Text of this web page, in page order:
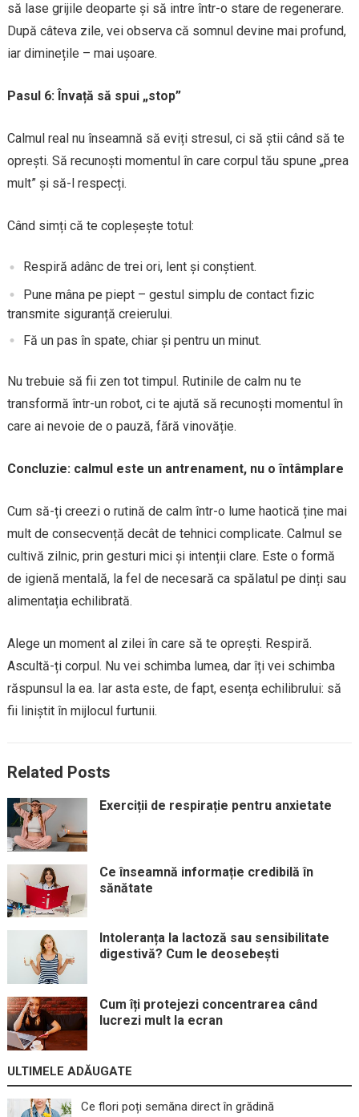
să lase grijile deoparte și să intre într-o stare de regenerare.
După câteva zile, vei observa că somnul devine mai profund,
iar diminețile – mai ușoare.
Pasul 6: Învață să spui „stop”
Calmul real nu înseamnă să eviți stresul, ci să știi când să te
oprești. Să recunoști momentul în care corpul tău spune „prea
mult” și să-l respecți.
Când simți că te copleșește totul:
Respiră adânc de trei ori, lent și conștient.
Pune mâna pe piept – gestul simplu de contact fizic
transmite siguranță creierului.
Fă un pas în spate, chiar și pentru un minut.
Nu trebuie să fii zen tot timpul. Rutinile de calm nu te
transformă într-un robot, ci te ajută să recunoști momentul în
care ai nevoie de o pauză, fără vinovăție.
Concluzie: calmul este un antrenament, nu o întâmplare
Cum să-ți creezi o rutină de calm într-o lume haotică ține mai
mult de consecvență decât de tehnici complicate. Calmul se
cultivă zilnic, prin gesturi mici și intenții clare. Este o formă
de igienă mentală, la fel de necesară ca spălatul pe dinți sau
alimentația echilibrată.
Alege un moment al zilei în care să te oprești. Respiră.
Ascultă-ți corpul. Nu vei schimba lumea, dar îți vei schimba
răspunsul la ea. Iar asta este, de fapt, esența echilibrului: să
fii liniștit în mijlocul furtunii.
Related Posts
Exerciții de respirație pentru anxietate
Ce înseamnă informație credibilă în
sănătate
Intoleranța la lactoză sau sensibilitate
digestivă? Cum le deosebești
Cum îți protejezi concentrarea când
lucrezi mult la ecran
ULTIMELE ADĂUGATE
Ce flori poți semăna direct în grădină